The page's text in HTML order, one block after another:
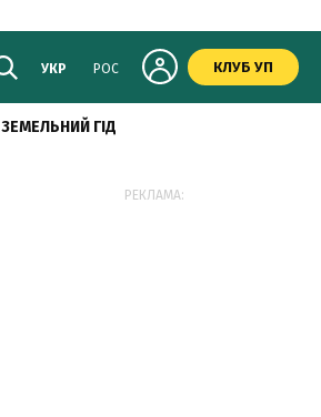
УКР РОС КЛУБ УП
ЗЕМЕЛЬНИЙ ГІД
РЕКЛАМА: